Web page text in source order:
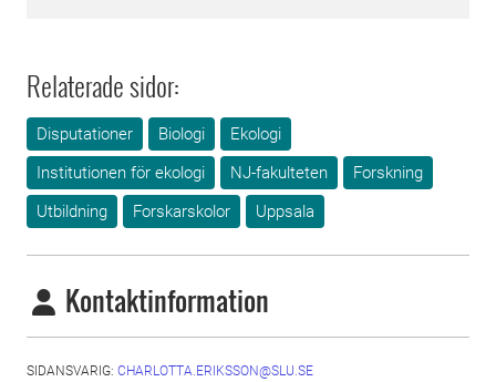
Relaterade sidor:
Disputationer Biologi
Ekologi
Institutionen för ekologi
NJ-fakulteten
Forskning
Utbildning
Forskarskolor Uppsala
Kontaktinformation
SIDANSVARIG: CHARLOTTA.ERIKSSON@SLU.SE